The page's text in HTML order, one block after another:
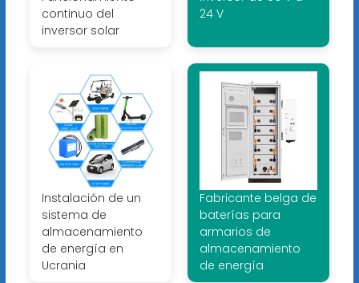
continuo del
inversor solar
24 V
Instalación de un
sistema de
almacenamiento
de energía en
Ucrania
Fabricante belga de
baterías para
armarios de
almacenamiento
de energía